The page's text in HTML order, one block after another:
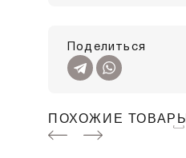
Поделиться
ПОХОЖИЕ ТОВАРЫ